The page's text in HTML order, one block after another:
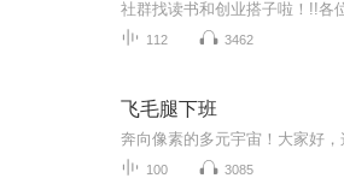
112 3462
飞毛腿下班
100 3085